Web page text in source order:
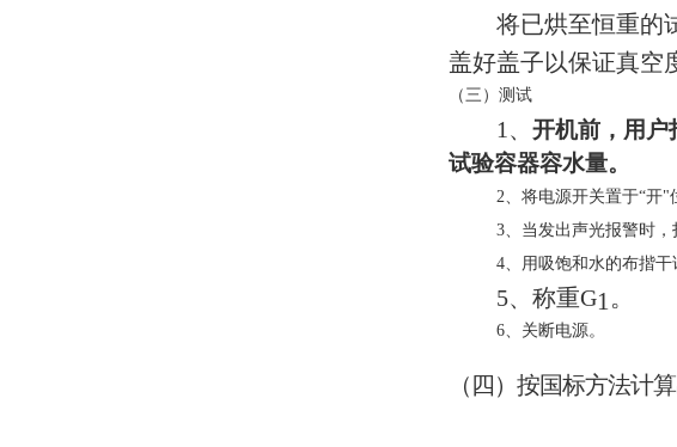
将已烘至恒重的
盖好盖子以保证真空
（三）测试
1、 开机前，用户
试验容器容水量。
2、将电源开关置于“开"
3、当发出声光报警时
4、用吸饱和水的布揩干
5、称重G1。
6、关断电源。
（四）按国标方法计